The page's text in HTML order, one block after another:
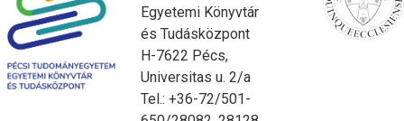
Egyetemi Könyvtár
és Tudásközpont
H-7622 Pécs,
Universitas u. 2/a
Tel.: +36-72/501-